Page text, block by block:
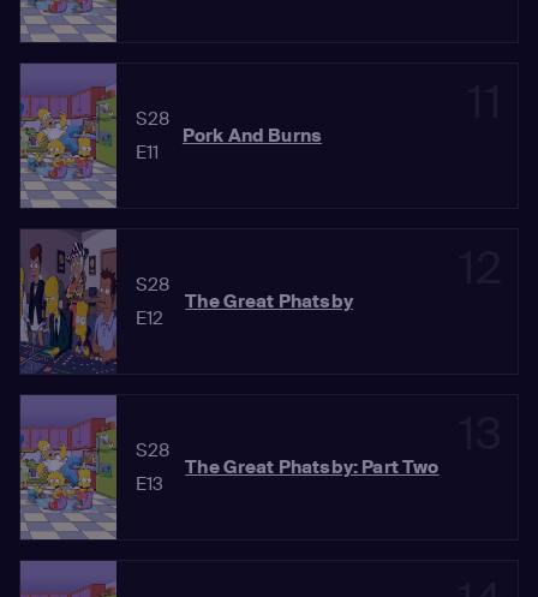
S28
E11
Pork And Burns
S28
E12
The Great Phatsby
S28
E13
The Great Phatsby: Part Two